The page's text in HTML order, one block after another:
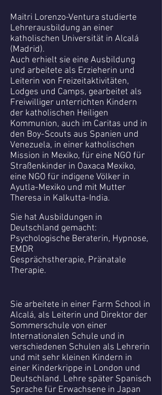
Maitri Lorenzo-Ventura studierte
Lehrerausbildung an einer
katholischen Universität in Alcalá
(Madrid).
Auch erhielt sie eine Ausbildung
und arbeitete als Erzieherin und
Leiterin von Freizeitaktivitäten,
Lodges und Camps, gearbeitet als
Freiwilliger unterrichten Kindern
der katholischen Heiligen
Kommunion, auch im Caritas und in
den Boy-Scouts aus Spanien und
Venezuela, in einer katholischen
Mission in Mexiko, für eine NGO für
Straßenkinder in Oaxaca Mexiko,
eine NGO für indigene Völker in
Ayutla-Mexiko und mit Mutter
Theresa in Kalkutta-India.
Sie hat Ausbildungen in
Deutschland gemacht:
Psychologische Beraterin, Hypnose,
EMDR
Gesprächstherapie, Pränatale
Therapie.
Sie arbeitete in einer Farm School in
Alcalá, als Leiterin und Direktor der
Sommerschule von einer
Internationalen Schule und in
verschiedenen Schulen als Lehrerin
und mit sehr kleinen Kindern in
einer Kinderkrippe in London und
Deutschland. Lehre später Spanisch
Sprache für Erwachsene in Japan